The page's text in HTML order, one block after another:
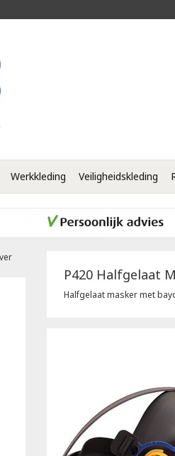
Werkkleding Veiligheidskleding
P420 Halfgelaat
Halfgelaat masker met